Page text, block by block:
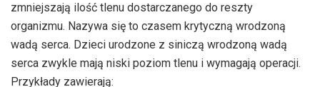
zmniejszają ilość tlenu dostarczanego do reszty
organizmu. Nazywa się to czasem krytyczną wrodzoną
wadą serca. Dzieci urodzone z siniczą wrodzoną wadą
serca zwykle mają niski poziom tlenu i wymagają operacji.
Przykłady zawierają: